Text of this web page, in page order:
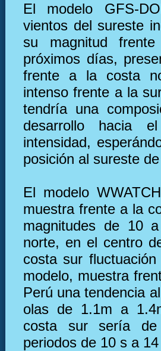
El modelo GFS-
vientos del sureste
su magnitud
próximos días,
frente a la costa
intenso frente a la
tendría una
desarrollo hacia
intensidad,
posición al sureste
El modelo
muestra frente a la
magnitudes de 10
norte, en el centro
costa sur
modelo, muestra
Perú una tendencia
olas de 1.1m a
costa sur sería
periodos de 10 s a